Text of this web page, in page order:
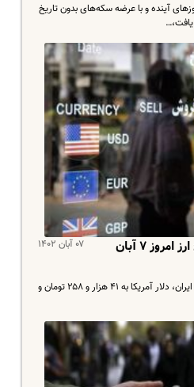
آینده و با عرضه سکه‌های بدون تاریخ
۰۷ آبان ۱۴۰۲
تغییرات قیمت دلار امروز | نرخ ارز امروز ۷ آبان
در معاملات امروز مرکز مبادله طلا و ارز ایران، دلار آمریکا به ۴۱ هزار و ۲۵۸ تومان و